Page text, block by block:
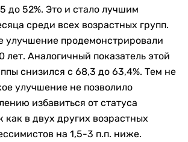
до 52%. Это и стало лучшим
среди всех возрастных групп.
улучшение продемонстрировали
Аналогичный показатель этой
снизился с 68,3 до 63,4%. Тем не
улучшение не позволило
избавиться от статуса
как в двух других возрастных
на 1,5-3 п.п. ниже.